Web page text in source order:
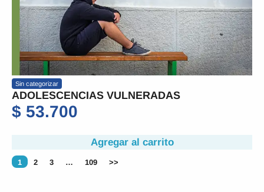
Sin categorizar
ADOLESCENCIAS VULNERADAS
$ 53.700
Agregar al carrito
1 2 3 … 109 >>